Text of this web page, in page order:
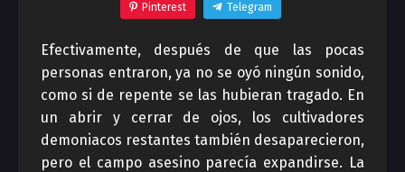
Pinterest Telegram
Efectivamente, después de que las pocas
personas entraron, ya no se oyó ningún sonido,
como si de repente se las hubieran tragado. En
un abrir y cerrar de ojos, los cultivadores
demoniacos restantes también desaparecieron,
pero el campo asesino parecía expandirse. La